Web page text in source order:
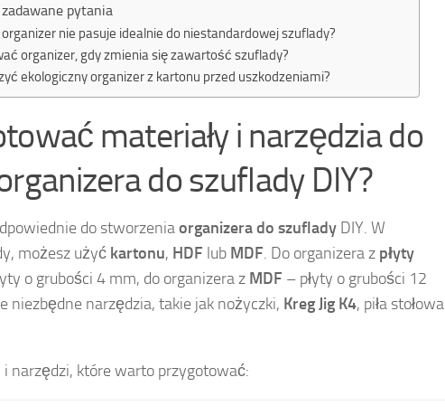
pytania
organizer nie pasuje idealnie do niestandardowej szuflady?
organizer, gdy zmienia się zawartość szuflady?
ekologiczny organizer z kartonu przed uszkodzeniami?
materiały i narzędzia do
do szuflady DIY?
do stworzeniaorganizera do szuflady DIY. W
możesz użyć kartonu, HDF lub MDF. Do organizera z płyty
o grubości 4 mm, do organizera z MDF – płyty o grubości 12
niezbędne narzędzia, takie jak nożyczki, Kreg Jig K4, piła stołowa
i narzędzi, które warto przygotować: